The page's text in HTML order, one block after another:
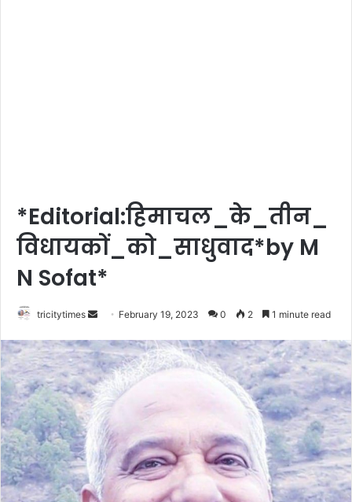
*Editorial:हिमाचल_के_तीन_
विधायकों_को_साधुवाद*by M
N Sofat*
tricitytimes
Send
email
February 19, 2023 0 2 1 minute read